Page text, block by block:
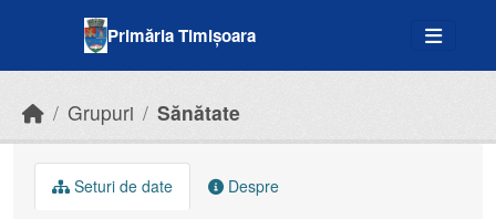
Primăria Timișoara
Grupuri Sănătate
Seturi de date Despre